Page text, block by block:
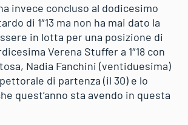
invece concluso al dodicesimo
di 1″13 ma non ha mai dato la
in lotta per una posizione di
Verena Stuffer a 1″18 con
Nadia Fanchini (ventiduesima)
di partenza (il 30) e lo
quest’anno sta avendo in questa